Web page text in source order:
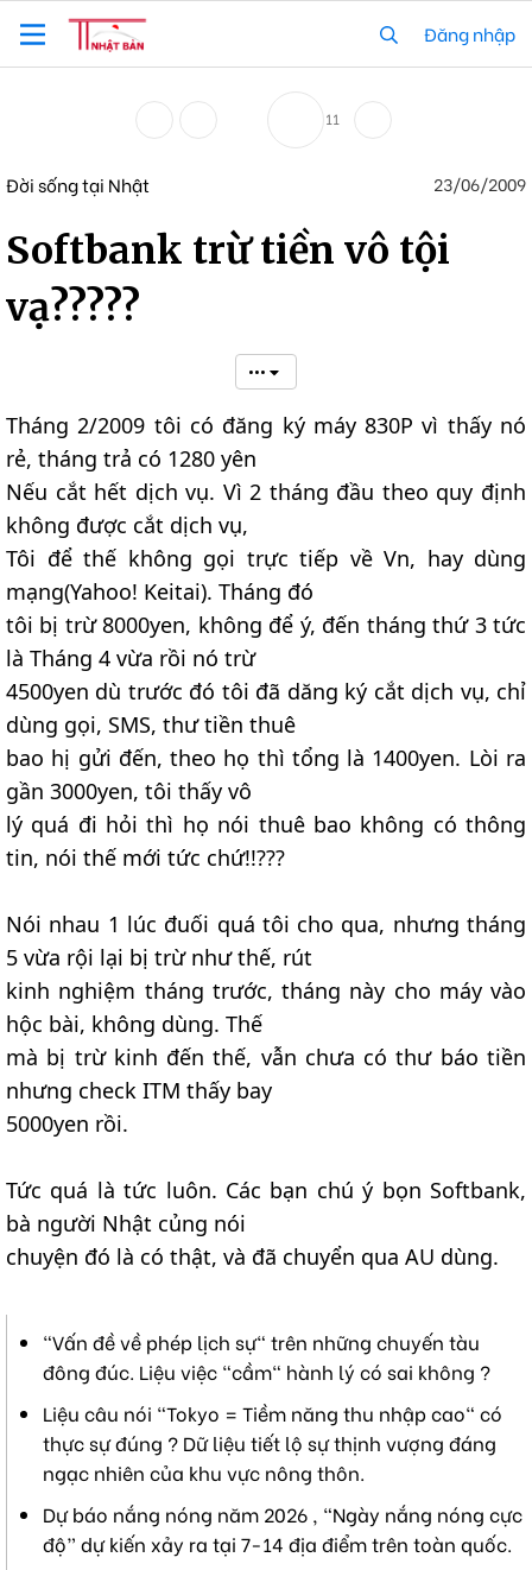
Đăng nhập
11
Đời sống tại Nhật 23/06/2009
Softbank trừ tiền vô tội
vạ?????
•••
Tháng 2/2009 tôi có đăng ký máy 830P vì thấy nó
rẻ, tháng trả có 1280 yên
Nếu cắt hết dịch vụ. Vì 2 tháng đầu theo quy định
không được cắt dịch vụ,
Tôi để thế không gọi trực tiếp về Vn, hay dùng
mạng(Yahoo! Keitai). Tháng đó
tôi bị trừ 8000yen, không để ý, đến tháng thứ 3 tức
là Tháng 4 vừa rồi nó trừ
4500yen dù trước đó tôi đã dăng ký cắt dịch vụ, chỉ
dùng gọi, SMS, thư tiền thuê
bao hị gửi đến, theo họ thì tổng là 1400yen. Lòi ra
gần 3000yen, tôi thấy vô
lý quá đi hỏi thì họ nói thuê bao không có thông
tin, nói thế mới tức chứ!!???
Nói nhau 1 lúc đuối quá tôi cho qua, nhưng tháng
5 vừa rội lại bị trừ như thế, rút
kinh nghiệm tháng trước, tháng này cho máy vào
hộc bài, không dùng. Thế
mà bị trừ kinh đến thế, vẫn chưa có thư báo tiền
nhưng check ITM thấy bay
5000yen rồi.
Tức quá là tức luôn. Các bạn chú ý bọn Softbank,
bà người Nhật củng nói
chuyện đó là có thật, và đã chuyển qua AU dùng.
"Vấn đề về phép lịch sự" trên những chuyến tàu
đông đúc. Liệu việc "cầm" hành lý có sai không ?
Liệu câu nói "Tokyo = Tiềm năng thu nhập cao" có
thực sự đúng ? Dữ liệu tiết lộ sự thịnh vượng đáng
ngạc nhiên của khu vực nông thôn.
Dự báo nắng nóng năm 2026 , “Ngày nắng nóng cực
độ” dự kiến xảy ra tại 7-14 địa điểm trên toàn quốc.